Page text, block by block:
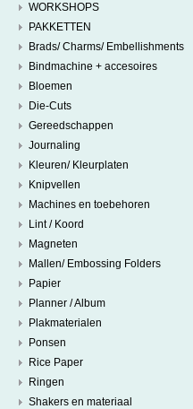
WORKSHOPS
PAKKETTEN
Brads/ Charms/ Embellishments
Bindmachine + accesoires
Bloemen
Die-Cuts
Gereedschappen
Journaling
Kleuren/ Kleurplaten
Knipvellen
Machines en toebehoren
Lint / Koord
Magneten
Mallen/ Embossing Folders
Papier
Planner / Album
Plakmaterialen
Ponsen
Rice Paper
Ringen
Shakers en materiaal